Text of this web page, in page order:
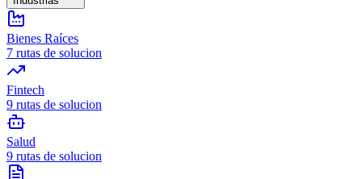
Bienes Raíces
7 rutas de solucion
Fintech
9 rutas de solucion
Salud
9 rutas de solucion